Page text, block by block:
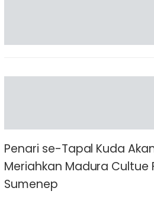
Penari se-Tapal Kuda
Meriahkan Madura Cultue
Sumenep